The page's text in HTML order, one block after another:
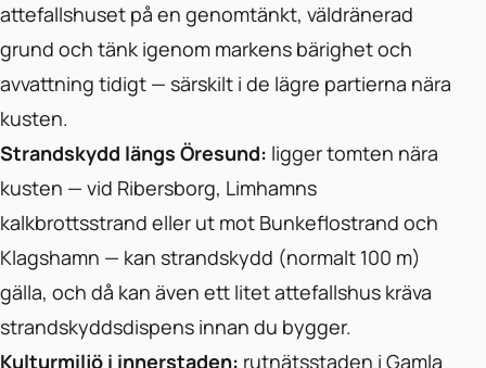
attefallshuset på en genomtänkt, väldränerad
grund och tänk igenom markens bärighet och
avvattning tidigt — särskilt i de lägre partierna nära
kusten.
Strandskydd längs Öresund: ligger tomten nära
kusten — vid Ribersborg, Limhamns
kalkbrottsstrand eller ut mot Bunkeflostrand och
Klagshamn — kan strandskydd (normalt 100 m)
gälla, och då kan även ett litet attefallshus kräva
strandskyddsdispens innan du bygger.
Kulturmiljö i innerstaden: rutnätsstaden i Gamla